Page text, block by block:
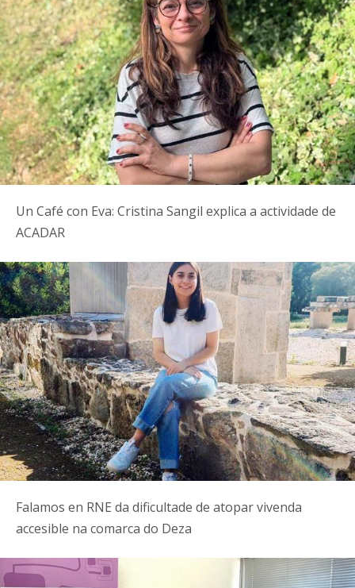
Un Café con Eva: Cristina Sangil explica a actividade de
ACADAR
Falamos en RNE da dificultade de atopar vivenda
accesible na comarca do Deza